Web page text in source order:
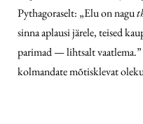
Pythagoraselt: „Elu on nagu
sinna aplausi järele, teised
parimad — lihtsalt vaatlema.”
kolmandate mõtisklevat